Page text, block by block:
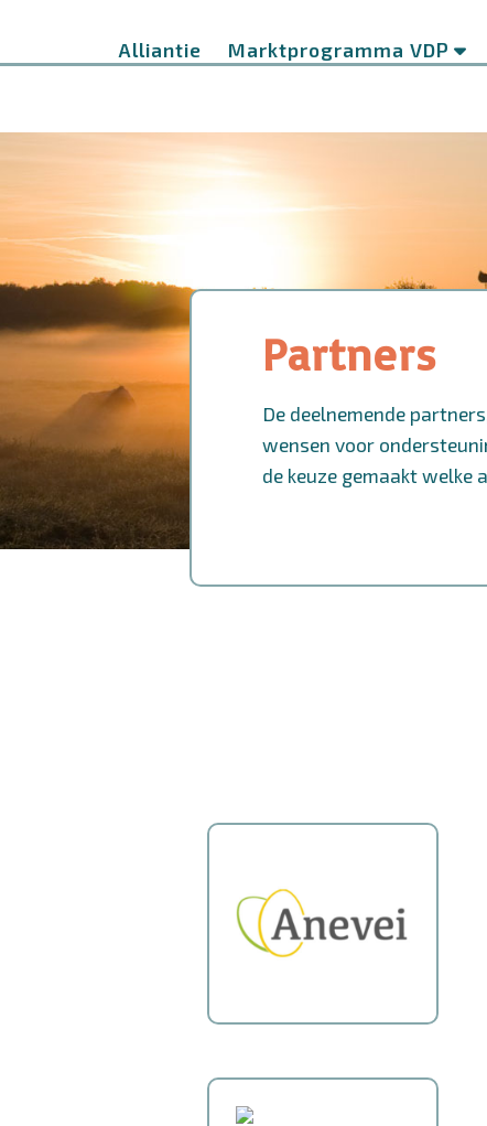
de
Alliantie Marktprogramma VDP
Partners
De deelnemende
wensen voor
de keuze gemaakt welke